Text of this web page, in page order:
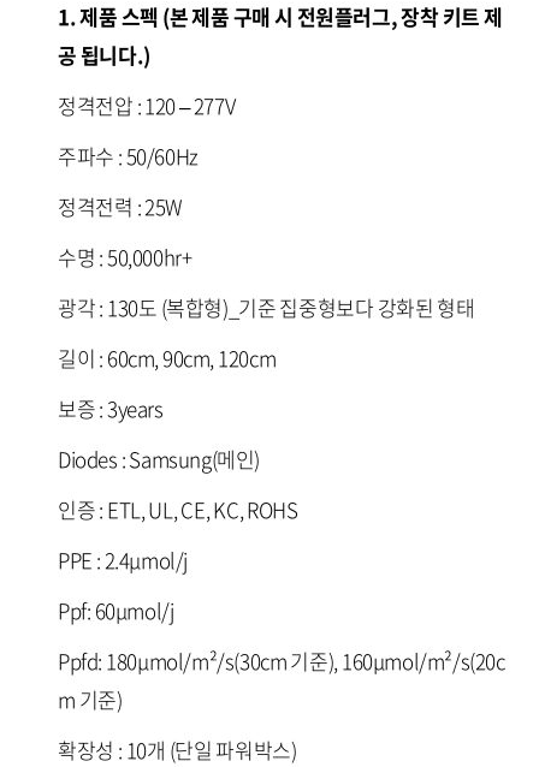
1. 제품 스펙 (본 제품 구매 시 전원플러그, 장착 키트 제
공 됩니다.)
정격전압 : 120 – 277V
주파수 : 50/60Hz
정격전력 : 25W
수명 : 50,000hr+
광각 : 130도 (복합형)_기준 집중형보다 강화된 형태
길이 : 60cm, 90cm, 120cm
보증 : 3years
Diodes : Samsung(메인)
인증 : ETL, UL, CE, KC, ROHS
PPE : 2.4μmol/j
Ppf: 60μmol/j
Ppfd: 180μmol/m²/s(30cm 기준), 160μmol/m²/s(20c
m 기준)
확장성 : 10개 (단일 파워박스)